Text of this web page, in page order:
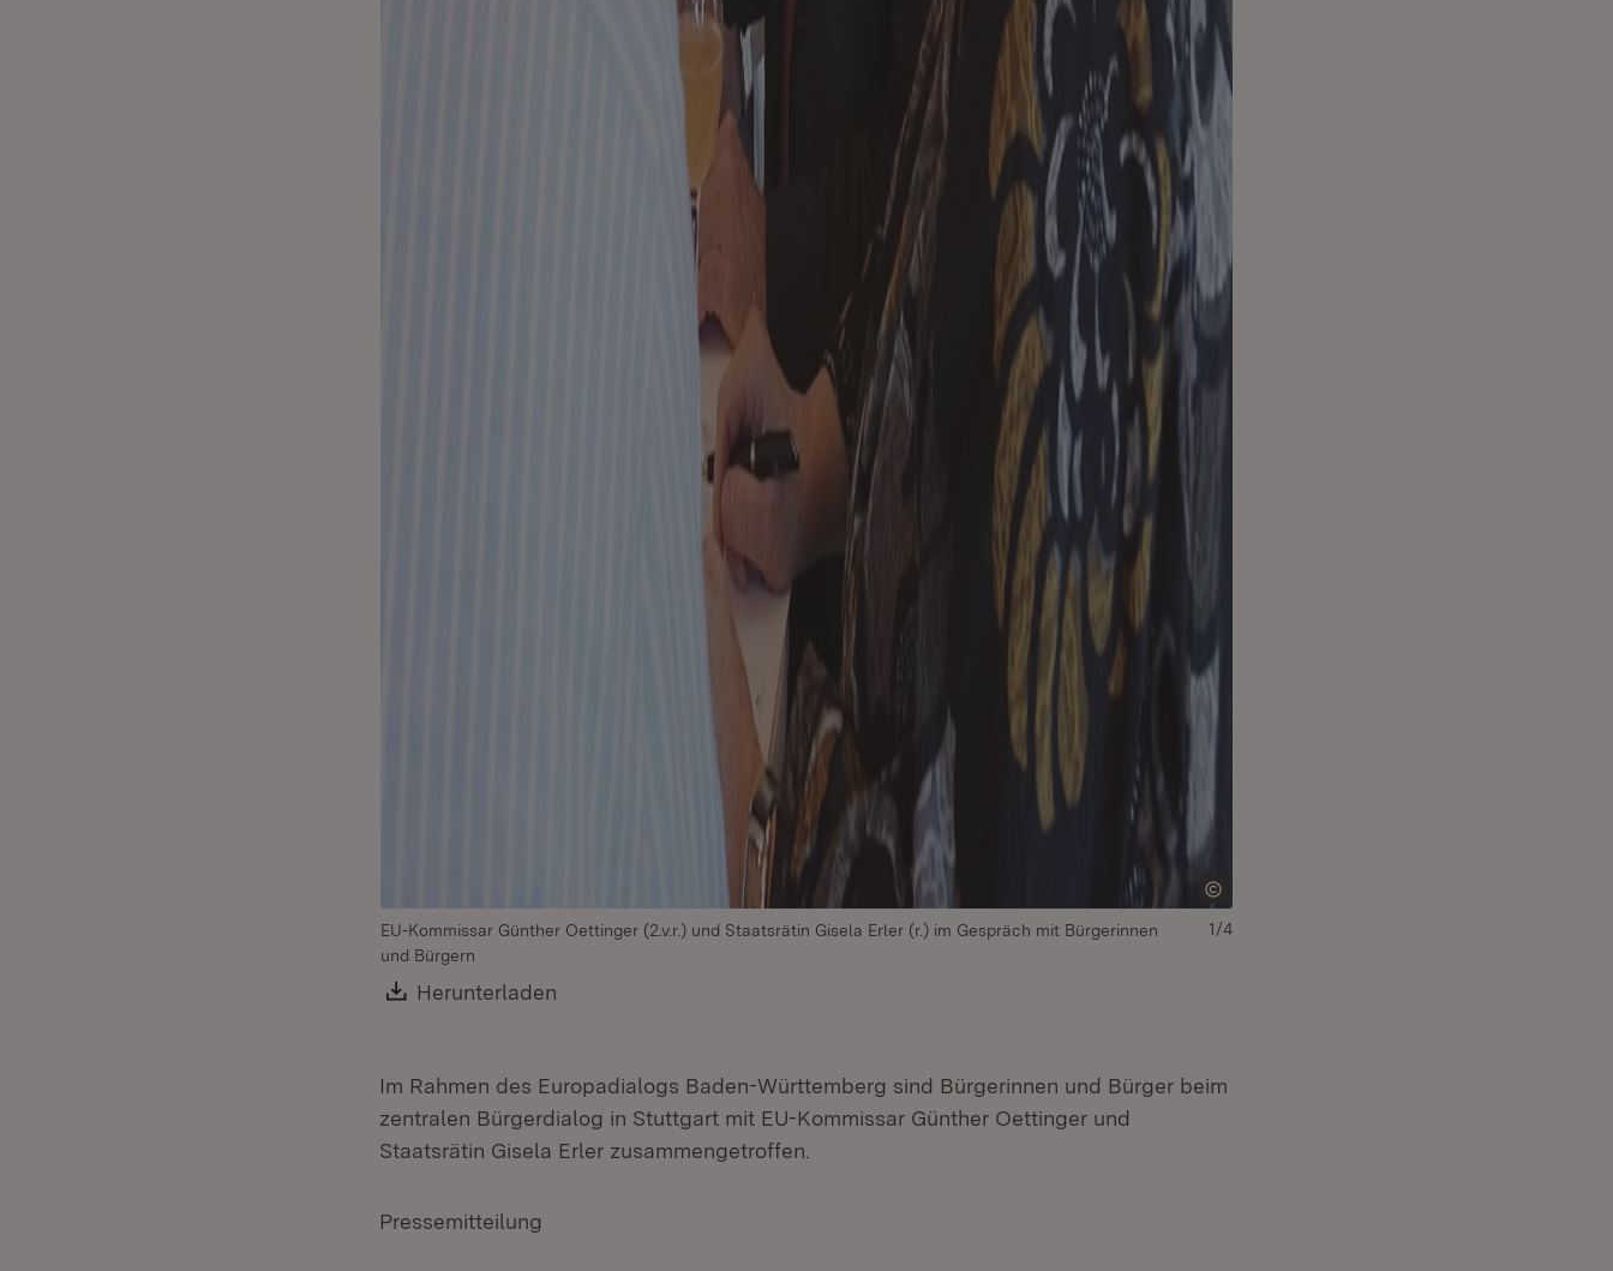
EU-Kommissar Günther Oettinger (2.v.r.) und Staatsrätin Gisela Erler (r.) im Gespräch mit Bürgerinnen
und Bürgern
Download:
Herunterladen
1/4
Im Rahmen des Europadialogs Baden-Württemberg sind Bürgerinnen und Bürger beim
zentralen Bürgerdialog in Stuttgart mit EU-Kommissar Günther Oettinger und
Staatsrätin Gisela Erler zusammengetroffen.
Pressemitteilung